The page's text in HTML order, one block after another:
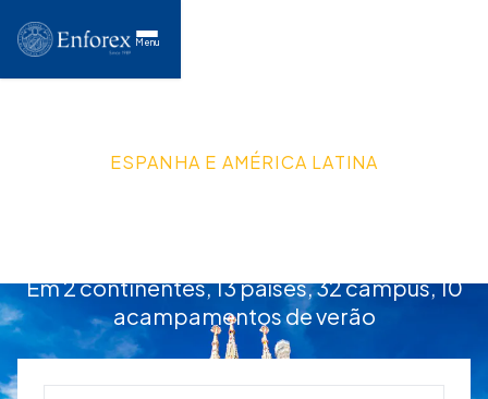
Menu
ESPANHA E AMÉRICA LATINA
Em 2 continentes, 13 países, 32 campus, 10
acampamentos de verão